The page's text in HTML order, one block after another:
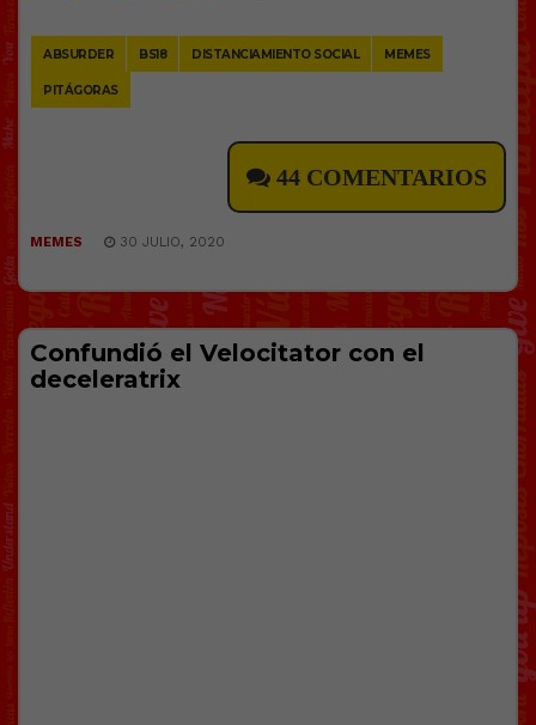
ABSURDER BS18 DISTANCIAMIENTO SOCIAL MEMES
PITÁGORAS
44 COMENTARIOS
MEMES 30 JULIO, 2020
Confundió el Velocitator con el
deceleratrix